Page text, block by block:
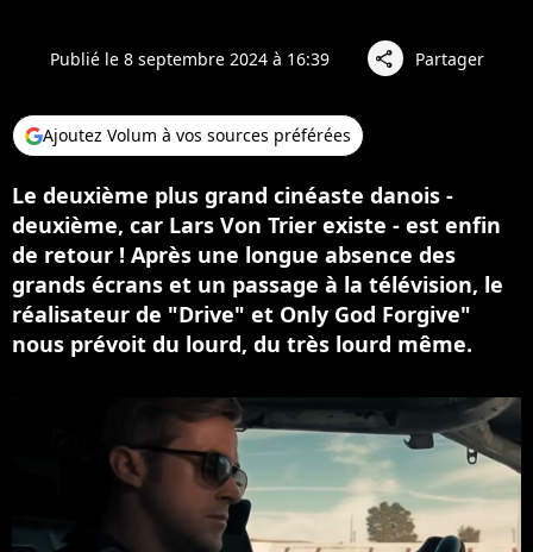
Publié le 8 septembre 2024 à 16:39 share Partager
Ajoutez Volum à vos sources préférées
Le deuxième plus grand cinéaste danois -
deuxième, car Lars Von Trier existe - est enfin
de retour ! Après une longue absence des
grands écrans et un passage à la télévision, le
réalisateur de "Drive" et Only God Forgive"
nous prévoit du lourd, du très lourd même.